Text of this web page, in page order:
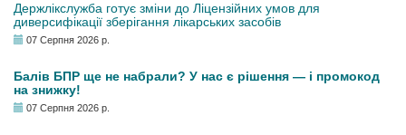
Держлікслужба готує зміни до Ліцензійних умов для
диверсифікації зберігання лікарських засобів
07 Серпня 2026 р.
Балів БПР ще не набрали? У нас є рішення — і промокод
на знижку!
07 Серпня 2026 р.